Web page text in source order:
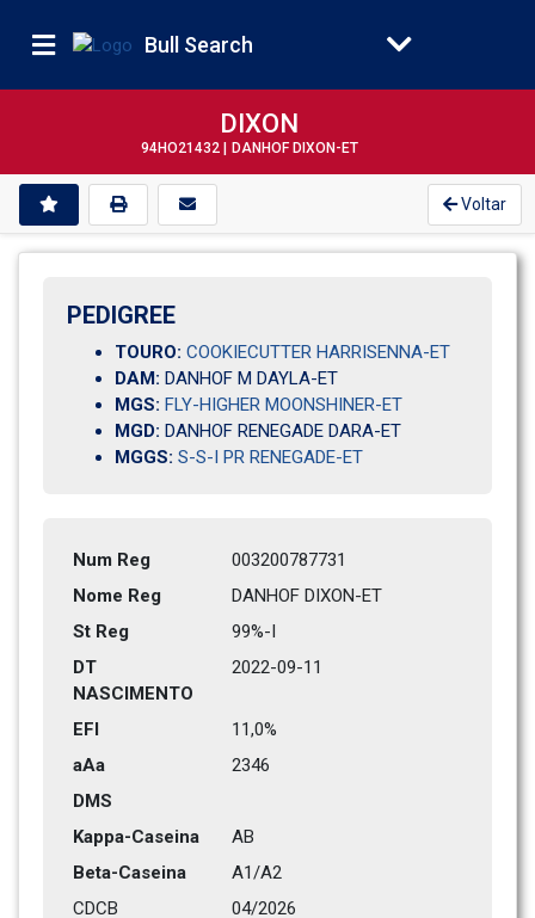
Bull Search
DIXON
94HO21432 | DANHOF DIXON-ET
Voltar
PEDIGREE
TOURO: COOKIECUTTER HARRISENNA-ET
DAM: DANHOF M DAYLA-ET
MGS: FLY-HIGHER MOONSHINER-ET
MGD: DANHOF RENEGADE DARA-ET
MGGS: S-S-I PR RENEGADE-ET
Num Reg
003200787731
Nome Reg
DANHOF DIXON-ET
St Reg
99%-I
DT
NASCIMENTO
2022-09-11
EFI
11,0%
aAa
2346
DMS
Kappa-Caseina
AB
Beta-Caseina
A1/A2
CDCB
04/2026